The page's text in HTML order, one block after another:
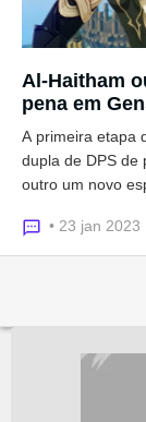
Al-Haitham
pena em
A primeira etapa
dupla de DPS de
outro um novo
• 23 jan 2023